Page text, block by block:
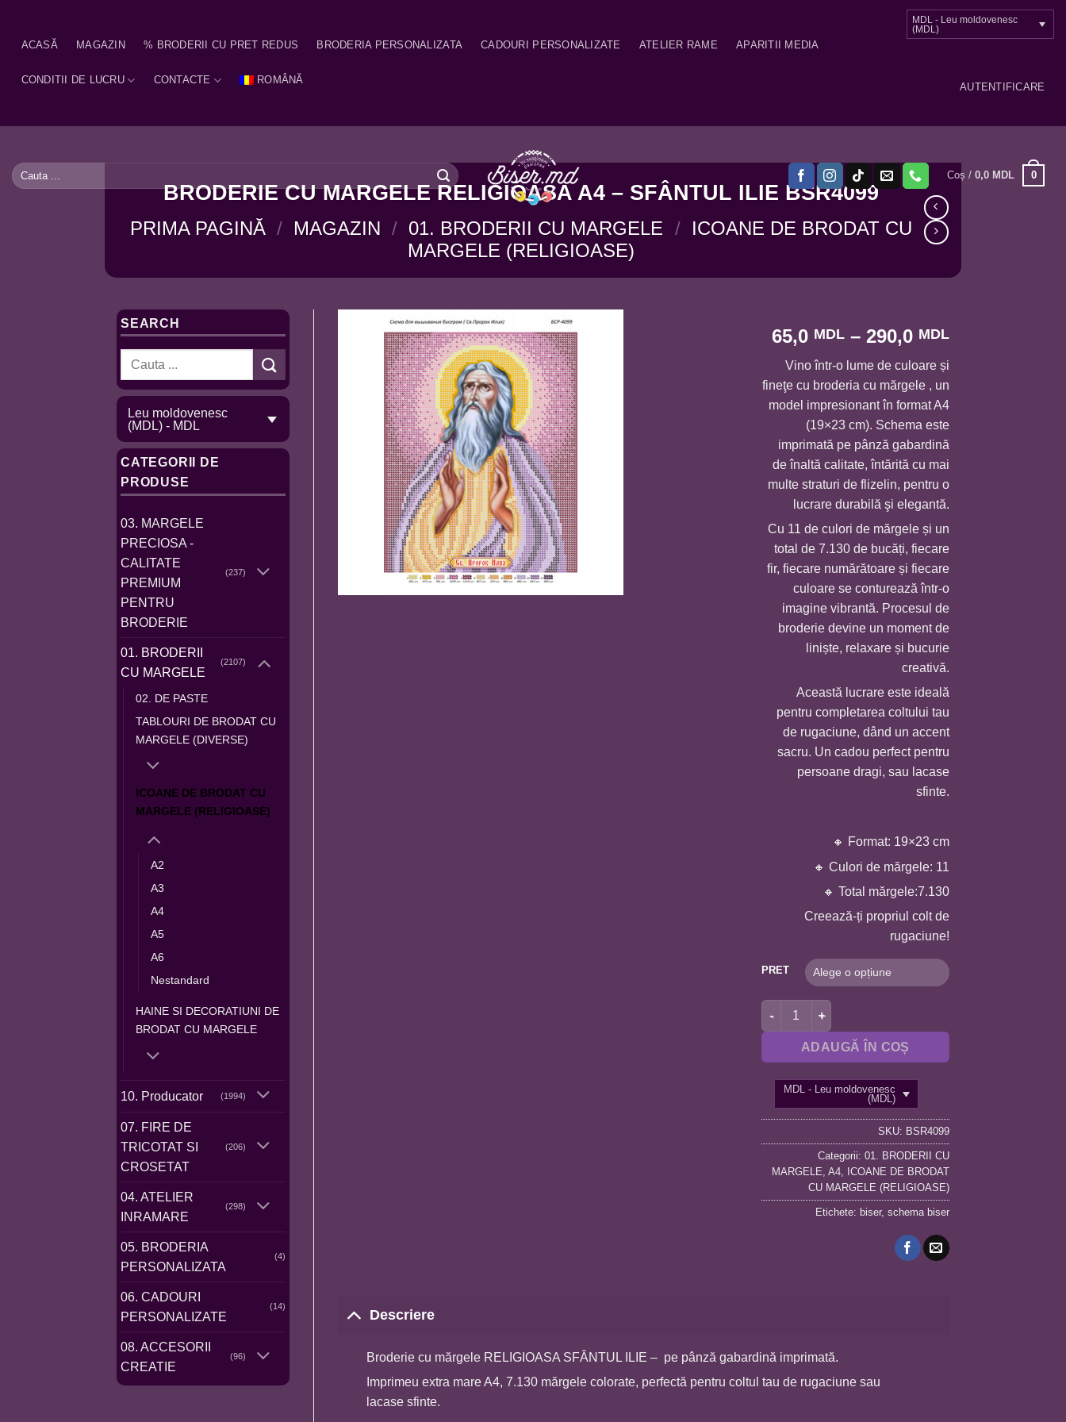
contentACASĂ MAGAZIN % BRODERII CU PRET REDUS BRODERIA PERSONALIZATA CADOURI PERSONALIZATE ATELIER RAME APARITII MEDIA
CONDITII DE LUCRU CONTACTE ROMÂNĂ
MDL - Leu moldovenesc
(MDL)
AUTENTIFICARE
Caută
după:
Coș /0,0 MDL 0
BRODERIE CU MARGELE RELIGIOASA A4 – SFÂNTUL ILIE BSR4099
PRIMA PAGINĂ / MAGAZIN / 01. BRODERII CU MARGELE /
ICOANE DE BRODAT CU
MARGELE (RELIGIOASE)
SEARCH
Caută
Leu moldovenesc
(MDL) - MDL
CATEGORII DE
PRODUSE
03. MARGELE
PRECIOSA -
CALITATE
PREMIUM
PENTRU
BRODERIE
(237)
01. BRODERII
CU MARGELE
(2107)
02. DE PASTE
TABLOURI DE BRODAT CU
MARGELE (DIVERSE)
ICOANE DE BRODAT CU
MARGELE (RELIGIOASE)
A2
A3
A4
A5
A6
Nestandard
HAINE SI DECORATIUNI DE
BRODAT CU MARGELE
10. Producator (1994)
07. FIRE DE
TRICOTAT SI
CROSETAT
(206)
04. ATELIER
INRAMARE
(298)
05. BRODERIA
PERSONALIZATA
(4)
06. CADOURI
PERSONALIZATE
(14)
08. ACCESORII
CREATIE
(96)
65,0 MDL – 290,0 MDLInterval
până
la
290,0 MDL
Vino într-o lume de culoare și
fineţe cu broderia cu mărgele , un
model impresionant în format A4
(19×23 cm). Schema este
imprimată pe pânză gabardină
de înaltă calitate, întărită cu mai
multe straturi de flizelin, pentru o
lucrare durabilă şi elegantă.
Cu 11 de culori de mărgele și un
total de 7.130 de bucăți, fiecare
fir, fiecare numărătoare și fiecare
culoare se conturează într-o
imagine vibrantă. Procesul de
broderie devine un moment de
liniște, relaxare și bucurie
creativă.
Această lucrare este ideală
pentru completarea coltului tau
de rugaciune, dând un accent
sacru. Un cadou perfect pentru
persoane dragi, sau lacase
sfinte.
🔸 Format: 19×23 cm
🔸 Culori de mărgele: 11
🔸 Total mărgele:7.130
Creează-ți propriul colt de
rugaciune!
PRET
Cantitate BRODERIE CU MARGELE RELIGIOASA A4 –
ADAUGĂ ÎN COȘ
MDL - Leu moldovenesc
(MDL)
SKU: BSR4099
Categorii: 01. BRODERII CU
MARGELE A4
ICOANE DE BRODAT
CU MARGELE (RELIGIOASE)
Etichete: biser, schema biser
Descriere
Broderie cu mărgele RELIGIOASA SFÂNTUL ILIE – pe pânză gabardină imprimată.
Imprimeu extra mare A4, 7.130 mărgele colorate, perfectă pentru coltul tau de rugaciune sau
lacase sfinte.